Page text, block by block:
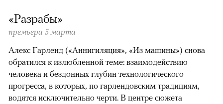
«Разрабы»
премьера 5 марта
Алекс Гарленд («Аннигиляция», «Из машины») снова
обратился к излюбленной теме: взаимодействию
человека и бездонных глубин технологического
прогресса, в которых, по гарлендовским традициям,
водятся исключительно черти. В центре сюжета